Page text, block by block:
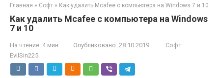
Главная » Софт » Как удалить Mcafee с компьютера на Windows 7 и 10
Как удалить Mcafee с компьютера на Windows
7 и 10
На чтение: 4 мин Опубликовано: 28.10.2019
Софт
EvilSin225